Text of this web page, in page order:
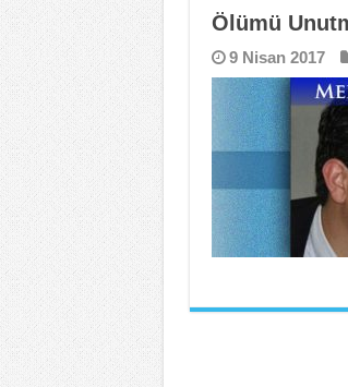
Ölümü
9 Nisan 2017